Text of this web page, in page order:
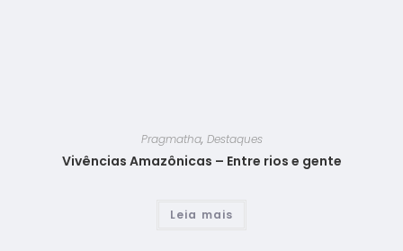
Pragmatha, Destaques
Vivências Amazônicas – Entre rios e gente
Leia mais